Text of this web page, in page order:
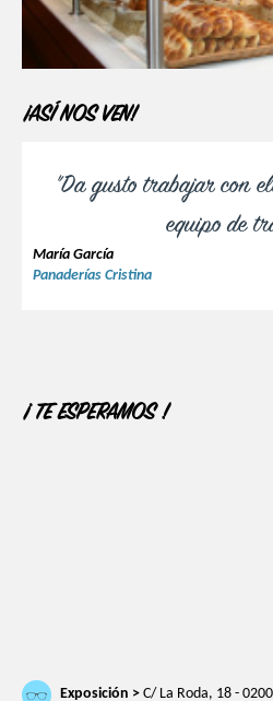
¡ASÍ NOS VEN!
"Da gusto trabajar con
equipo de
María García
Panaderías Cristina
¡ TE ESPERAMOS !
Exposición > C/ La Roda, 18 -